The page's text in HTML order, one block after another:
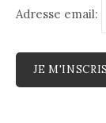
Adresse email: